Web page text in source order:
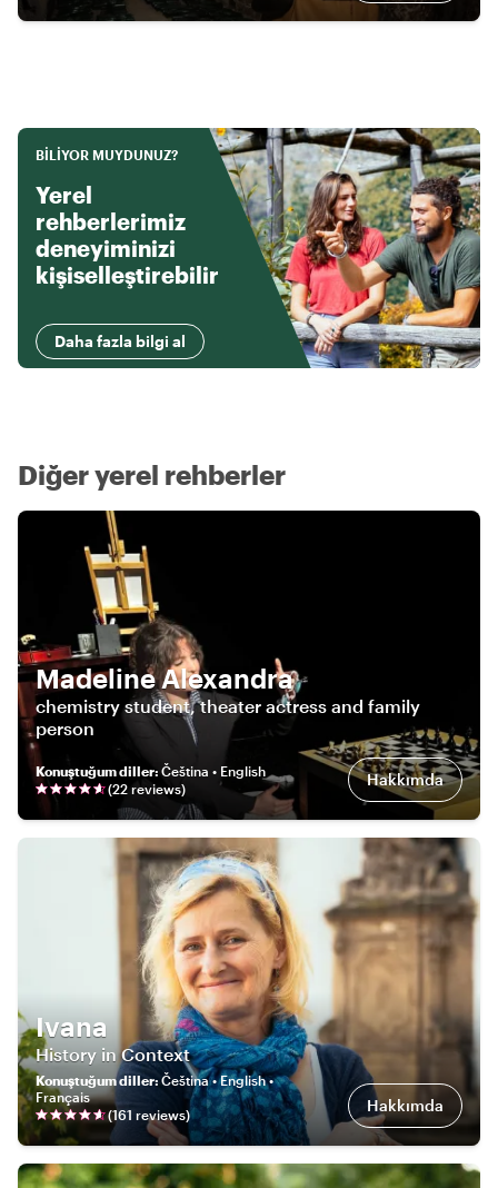
BILIYOR MUYDUNUZ?
Yerel
rehberlerimiz
deneyiminizi
kişiselleştirebilir
Daha fazla bilgi al
Diğer yerel rehberler
Madeline Alexandra
chemistry student, theater actress and family
person
Konuştuğum diller: Čeština • English
(22 reviews) Hakkımda
Ivana
History in Context
Konuştuğum diller: Čeština • English •
Français
(161 reviews) Hakkımda